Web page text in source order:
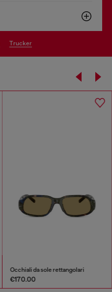
trucker
Occhiali da sole rettangolari
€170.00